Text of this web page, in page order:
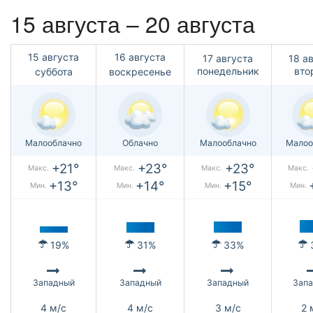
15 августа – 20 августа
15 августа
суббота
16 августа
воскресенье
17 августа
понедельник
18
Малооблачно Облачно Малооблачно
Макс. +21°
Мин. +13°
Макс. +23°
Мин. +14°
Макс. +23°
Мин. +15°
Макс.
Мин.
19% 31% 33%
Западный Западный Западный
4 м/с 4 м/с 3 м/с 2